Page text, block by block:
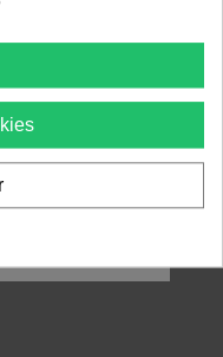
DEL
eres